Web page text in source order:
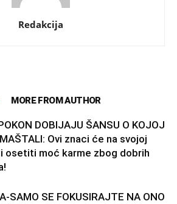
Redakcija
MORE FROM AUTHOR
DOBIJAJU ŠANSU O KOJOJ
Ovi znaci će na svojoj
osetiti moć karme zbog dobrih
SAMO SE FOKUSIRAJTE NA ONO